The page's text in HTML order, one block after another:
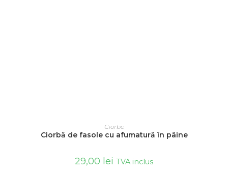
ADAUGĂ ÎN COȘ
Ciorbe
Ciorbă de fasole cu afumatură în pâine
29,00 lei TVA inclus